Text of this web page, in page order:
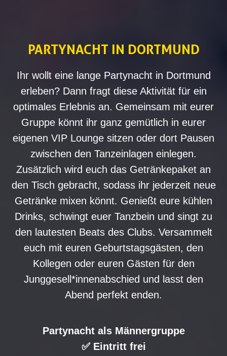
PARTYNACHT IN DORTMUND
Ihr wollt eine lange Partynacht in Dortmund
erleben? Dann fragt diese Aktivität für ein
optimales Erlebnis an. Gemeinsam mit eurer
Gruppe könnt ihr ganz gemütlich in eurer
eigenen VIP Lounge sitzen oder dort Pausen
zwischen den Tanzeinlagen einlegen.
Zusätzlich wird euch das Getränkepaket an
den Tisch gebracht, sodass ihr jederzeit neue
Getränke mixen könnt. Genießt eure kühlen
Drinks, schwingt euer Tanzbein und singt zu
den lautesten Beats des Clubs. Versammelt
euch mit euren Geburtstagsgästen, den
Kollegen oder euren Gästen für den
Junggesell*innenabschied und lasst den
Abend perfekt enden.
Partynacht als Männergruppe
✅ Eintritt frei